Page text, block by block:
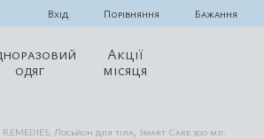
Вхід Порівняння Бажання
одяг
Акції
місяця
REMEDIES, Лосьйон для тіла, Smart Care 300 мл.